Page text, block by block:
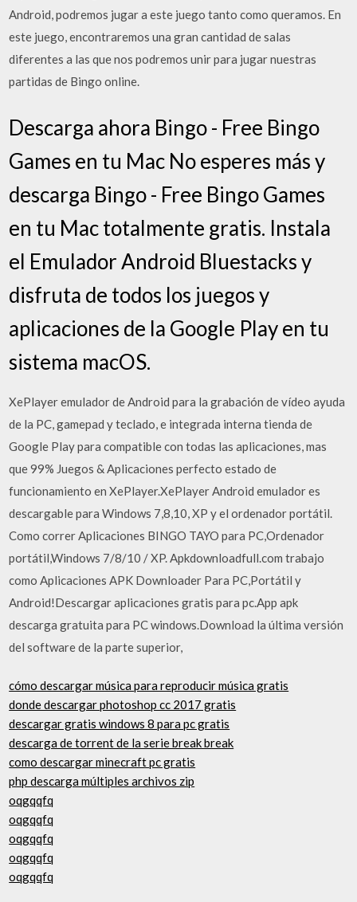
Android, podremos jugar a este juego tanto como queramos. En
este juego, encontraremos una gran cantidad de salas
diferentes a las que nos podremos unir para jugar nuestras
partidas de Bingo online.
Descarga ahora Bingo - Free Bingo
Games en tu Mac No esperes más y
descarga Bingo - Free Bingo Games
en tu Mac totalmente gratis. Instala
el Emulador Android Bluestacks y
disfruta de todos los juegos y
aplicaciones de la Google Play en tu
sistema macOS.
XePlayer emulador de Android para la grabación de vídeo ayuda
de la PC, gamepad y teclado, e integrada interna tienda de
Google Play para compatible con todas las aplicaciones, mas
que 99% Juegos & Aplicaciones perfecto estado de
funcionamiento en XePlayer.XePlayer Android emulador es
descargable para Windows 7,8,10, XP y el ordenador portátil.
Como correr Aplicaciones BINGO TAYO para PC,Ordenador
portátil,Windows 7/8/10 / XP. Apkdownloadfull.com trabajo
como Aplicaciones APK Downloader Para PC,Portátil y
Android!Descargar aplicaciones gratis para pc.App apk
descarga gratuita para PC windows.Download la última versión
del software de la parte superior,
cómo descargar música para reproducir música gratis
donde descargar photoshop cc 2017 gratis
descargar gratis windows 8 para pc gratis
descarga de torrent de la serie break break
como descargar minecraft pc gratis
php descarga múltiples archivos zip
oqgqqfq
oqgqqfq
oqgqqfq
oqgqqfq
oqgqqfq